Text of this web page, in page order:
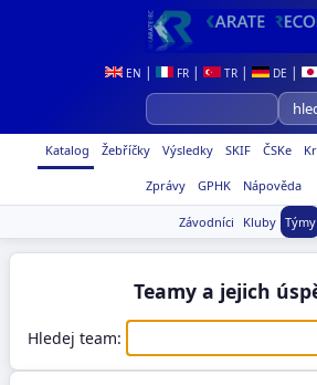
EN | FR | TR | DE |
Katalog Žebříčky Výsledky SKIF ČSKe
Zprávy GPHK Nápověda
Závodníci Kluby Týmy
Teamy a jejich
Hledej team: